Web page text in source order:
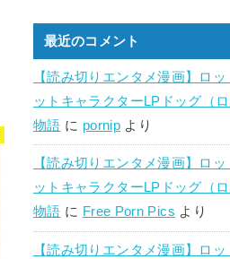
最近のコメント
【読み切りエンタメ漫画】ロ
ットキャラクターLPドッグ（
物語 に pornip より
【読み切りエンタメ漫画】ロ
ットキャラクターLPドッグ（
物語 に Free Porn Pics より
【読み切りエンタメ漫画】ロ